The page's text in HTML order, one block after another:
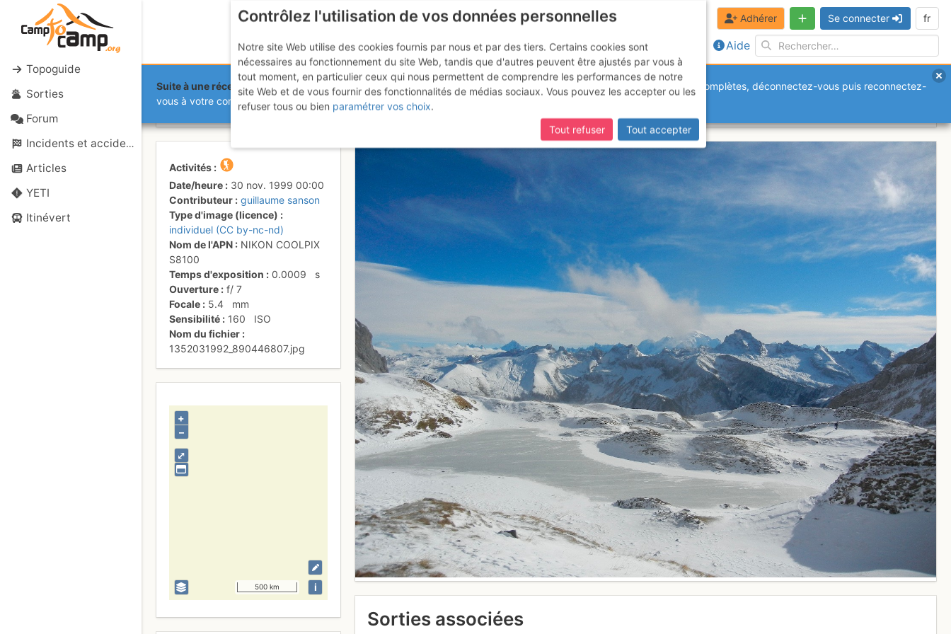
Topoguide
Sorties
Forum
Incidents et accidents
Articles
YETI
Itinévert
Aide
Adhérer Se connecter fr
Suite à une récente et importante mise à jour du site,si certaines pages ne sont plus accessibles, manquantes ou incomplètes, déconnectez-vous puis reconnectez-
vous à votre compte sur le site.
Lac de Peyre
Activités
Date/heure
30 nov. 1999 00:00
Contributeur
guillaume sanson
Type d'image (licence)
individuel (CC by-nc-nd)
Nom de l'APN
NIKON COOLPIX
S8100
Temps d'exposition
0.0009
s
Ouverture
f/7
Focale
5.4
mm
Sensibilité
160
ISO
Nom du fichier
1352031992_890446807.jpg
⤢
+
–
500 km i
Sorties associées
Contrôlez l'utilisation de vos données personnelles
Notre site Web utilise des cookies fournis par nous et par des tiers. Certains cookies sont
nécessaires au fonctionnement du site Web, tandis que d'autres peuvent être ajustés par vous à
tout moment, en particulier ceux qui nous permettent de comprendre les performances de notre
site Web et de vous fournir des fonctionnalités de médias sociaux. Vous pouvez les accepter ou les
refuser tous ou bien paramétrer vos choix.
Tout refuser
Tout accepter